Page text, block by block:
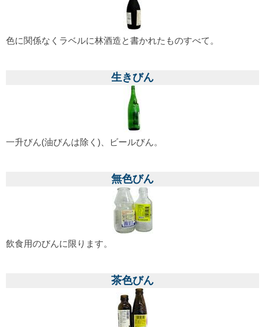
色に関係なくラベルに林酒造と書かれたものすべて。
生きびん
一升びん(油びんは除く)、ビールびん。
無色びん
飲食用のびんに限ります。
茶色びん